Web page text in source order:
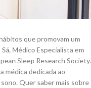
que promovam um
Sá, Médico Especialista em
Sleep Research Society.
médica dedicada ao
Quer sabermais sobre